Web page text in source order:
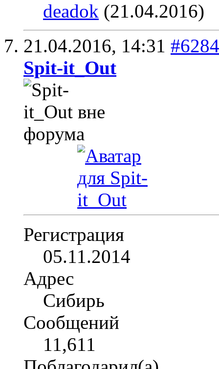
deadok (21.04.2016)
21.04.2016, 14:31 #6284
Spit-it_Out
Регистрация
05.11.2014
Адрес
Сибирь
Сообщений
11,611